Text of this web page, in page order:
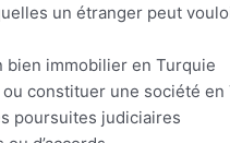
un étranger peut
bien immobilier en Turquie
constituer une société en
poursuites judiciaires